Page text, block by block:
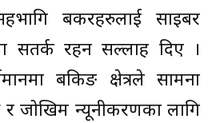
बैंकरहरुलाई साइबर
सतर्क रहन सल्लाह दिए ।
बैंकिङ क्षेत्रले सामना
जोखिम न्यूनीकरणका लागि